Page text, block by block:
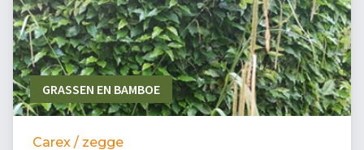
GRASSEN EN BAMBOE
Carex / zegge